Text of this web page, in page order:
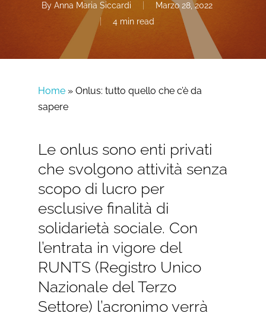
By Anna Maria Siccardi
Marzo 28, 2022
4 min read
Home » Onlus: tutto quello che c’è da
sapere
Le onlus sono enti privati
che svolgono attività senza
scopo di lucro per
esclusive finalità di
solidarietà sociale. Con
l’entrata in vigore del
RUNTS (Registro Unico
Nazionale del Terzo
Settore) l’acronimo verrà